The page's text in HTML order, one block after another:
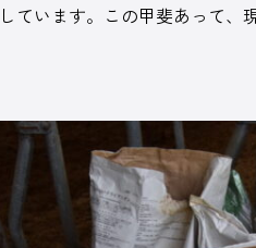
ています。この甲斐あって